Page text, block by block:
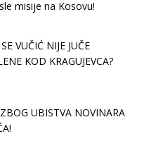
misije na Kosovu!
VUČIĆ NIJE JUČE
KOD KRAGUJEVCA?
UBISTVA NOVINARA